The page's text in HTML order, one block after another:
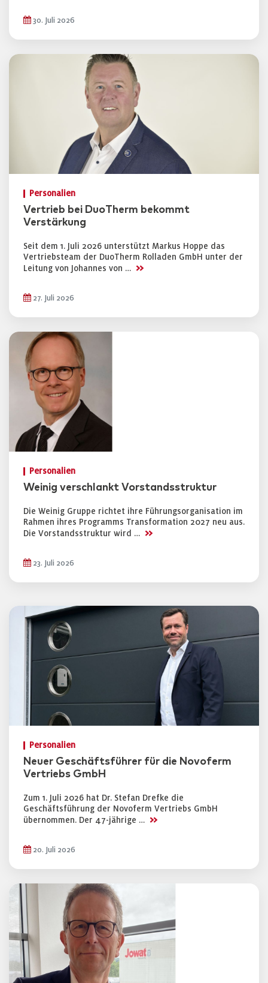
30. Juli 2026
Personalien
Vertrieb bei DuoTherm bekommt
Verstärkung
Seit dem 1. Juli 2026 unterstützt Markus Hoppe das
Vertriebsteam der DuoTherm Rolladen GmbH unter der
Leitung von Johannes von … >>
27. Juli 2026
Personalien
Weinig verschlankt Vorstandsstruktur
Die Weinig Gruppe richtet ihre Führungsorganisation im
Rahmen ihres Programms Transformation 2027 neu aus.
Die Vorstandsstruktur wird … >>
23. Juli 2026
Personalien
Neuer Geschäftsführer für die Novoferm
Vertriebs GmbH
Zum 1. Juli 2026 hat Dr. Stefan Drefke die
Geschäftsführung der Novoferm Vertriebs GmbH
übernommen. Der 47-jährige … >>
20. Juli 2026